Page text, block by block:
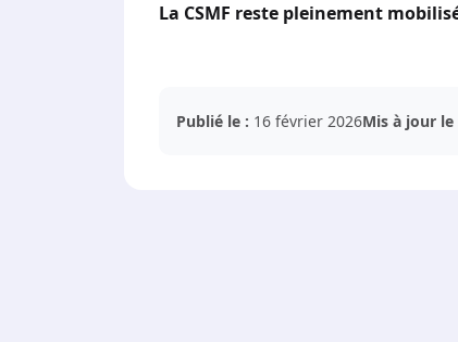
La CSMF reste pleinement
Publié le : 16 février 2026Mis à jour le